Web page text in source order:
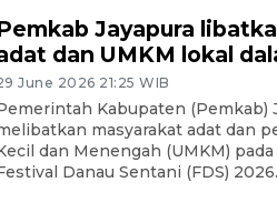
Jayapura
dan UMKM lokal
June 2026 21:25 WIB
Kabupaten (Pemkab)
masyarakat adat dan
dan Menengah (UMKM)
Danau Sentani (FDS)